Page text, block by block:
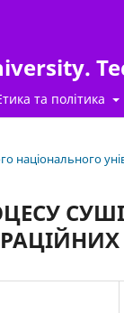
та політика